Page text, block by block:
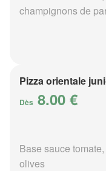
champignons de
Pizza orientale
Dès 8.00 €
Base sauce
olives